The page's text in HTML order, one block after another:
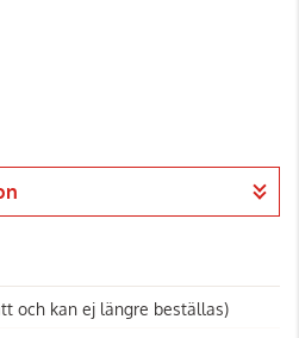
och kan ej längre beställas)